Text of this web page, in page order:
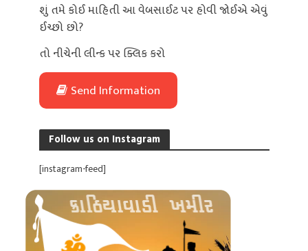
શું તમે કોઈ માહિતી આ વેબસાઈટ પર હોવી જોઈએ એવું
ઈચ્છો છો?
તો નીચેની લીન્ક પર ક્લિક કરો
Send Information
Follow us on Instagram
[instagram-feed]